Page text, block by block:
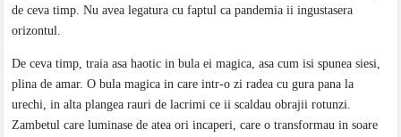
de ceva timp. Nu avea legatura cu faptul ca pandemia ii ingustasera
orizontul.
De ceva timp, traia asa haotic in bula ei magica, asa cum isi spunea siesi,
plina de amar. O bula magica in care intr-o zi radea cu gura pana la
urechi, in alta plangea rauri de lacrimi ce ii scaldau obrajii rotunzi.
Zambetul care luminase de atea ori incaperi, care o transformau in soare